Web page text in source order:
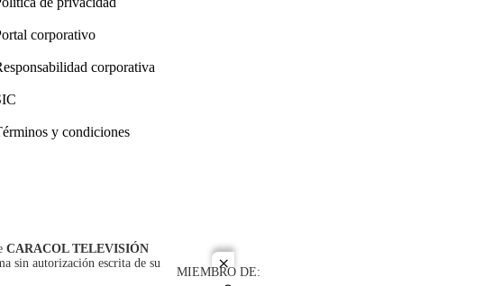
close
corporativo
corporativa
y condiciones
CARACOL TELEVISIÓN
sin autorización escrita de su
MIEMBRO DE: